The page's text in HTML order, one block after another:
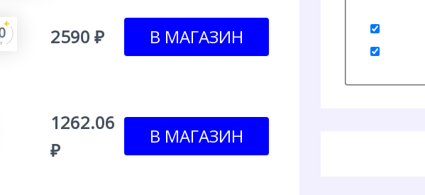
2590 ₽
1262.06
₽